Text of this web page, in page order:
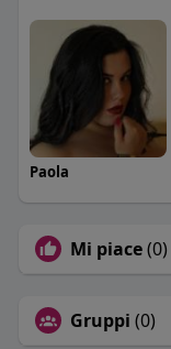
Paola
Mi piace(0)
Gruppi (0)